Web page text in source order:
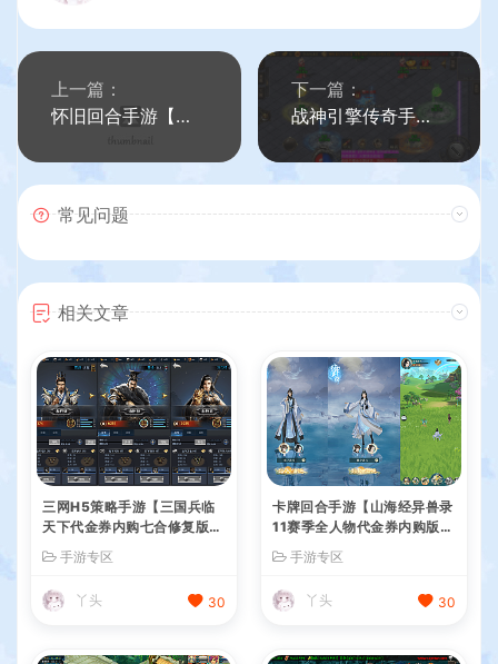
上一篇：
怀旧回合手游【天书奇谈3D赤炎版】最新整理Linux手工服务端+双端+GM后台+详细搭建教程
下一篇：
战神引擎传奇手游【星际火龙五大陆精修版】最新整理WIN系特色服务端+安卓苹果双端+GM后台+详细搭建教程
常见问题
相关文章
三网H5策略手游【三国兵临
天下代金券内购七合修复版】
最新整理单机一键即玩镜像端
+Linux手工服务端+管理后台
+GM授权后台+简易安卓客户
端+详细搭建教程+视频教程
手游专区
丫头 30
卡牌回合手游【山海经异兽录
11赛季全人物代金券内购版】
最新整理WIN系服务端+授权
GM后台+管理后台+热更修改
工具+安卓+详细搭建教程
手游专区
丫头 30